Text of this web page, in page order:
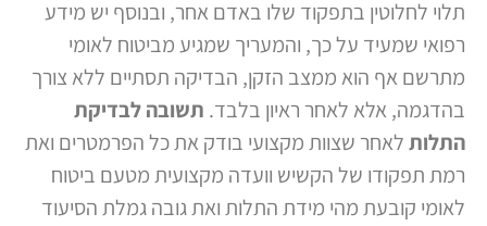
תלוי לחלוטין בתפקוד שלו באדם אחר, ובנוסף יש מידע
רפואי שמעיד על כך, והמעריך שמגיע מביטוח לאומי
מתרשם אף הוא ממצב הזקן, הבדיקה תסתיים ללא צורך
בהדגמה, אלא לאחר ראיון בלבד.תשובה לבדיקת
התלותלאחר שצוות מקצועי בודק את כל הפרמטרים ואת
רמת תפקודו של הקשיש וועדה מקצועית מטעם ביטוח
לאומי קובעת מהי מידת התלות ואת גובה גמלת הסיעוד